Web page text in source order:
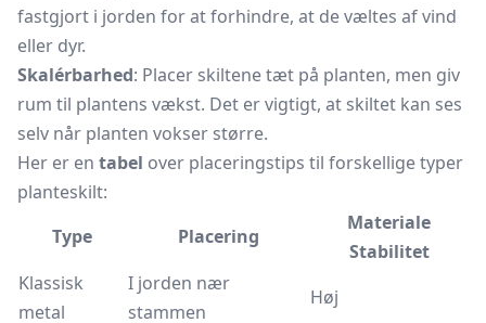
fastgjort i jorden for at forhindre, at de væltes af vind
eller dyr.
Skalérbarhed: Placer skiltene tæt på planten, men giv
rum til plantens vækst. Det er vigtigt, at skiltet kan ses
selv når planten vokser større.
Her er en tabel over placeringstips til forskellige typer
planteskilt:
Type
Placering
Materiale
Stabilitet
Klassisk
metal
I jorden nær
stammen
Høj